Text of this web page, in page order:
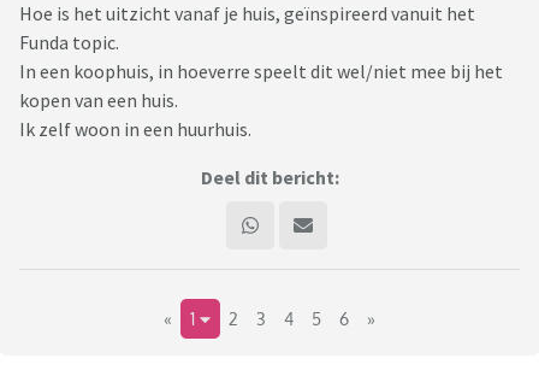
Hoe is het uitzicht vanaf je huis, geïnspireerd vanuit het
Funda topic.
In een koophuis, in hoeverre speelt dit wel/niet mee bij het
kopen van een huis.
Ik zelf woon in een huurhuis.
Deel dit bericht:
« 1 2 3 4 5 6 »